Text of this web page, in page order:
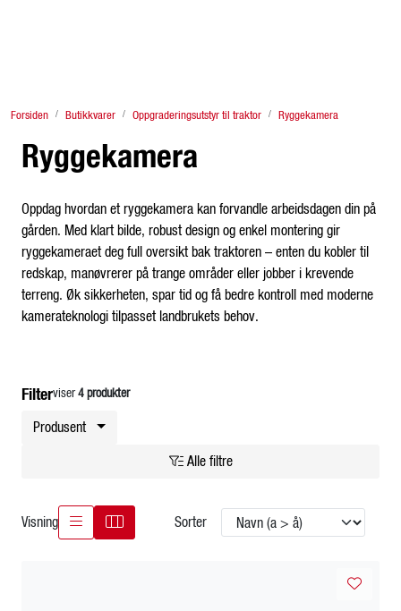
Forsiden Butikkvarer Oppgraderingsutstyr til traktor Ryggekamera
Ryggekamera
Oppdag hvordan et ryggekamera kan forvandle arbeidsdagen din på
gården. Med klart bilde, robust design og enkel montering gir
ryggekameraet deg full oversikt bak traktoren – enten du kobler til
redskap, manøvrerer på trange områder eller jobber i krevende
terreng. Øk sikkerheten, spar tid og få bedre kontroll med moderne
kamerateknologi tilpasset landbrukets behov.
Filterviser4 produkter
Produsent
Alle filtre
Visning Sorter
Tjenester
Traktor
Redskap og store maskiner
Butikkvarer
Lagersalg & brukt
Kampanjer